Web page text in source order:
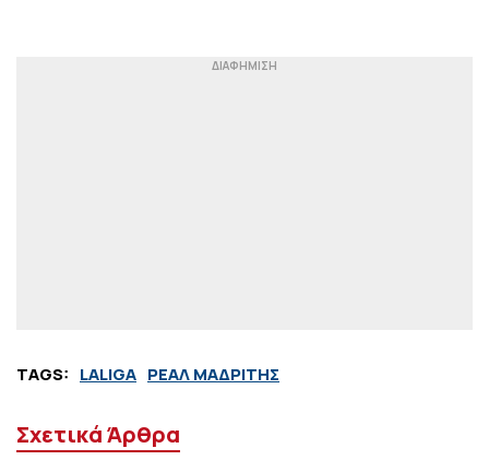
TAGS: LALIGA ΡΕΑΛ ΜΑΔΡΙΤΗΣ
Σχετικά Άρθρα